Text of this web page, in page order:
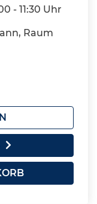
- 11:30 Uhr
Raum